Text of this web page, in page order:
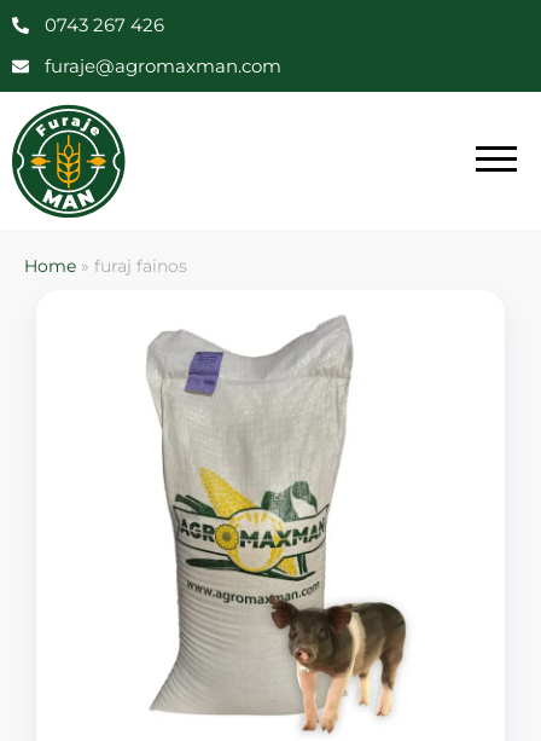
0743 267 426
furaje@agromaxman.com
Home » furaj fainos